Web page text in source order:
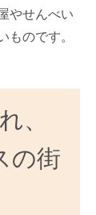
やせんべい
ものです。
、
の街